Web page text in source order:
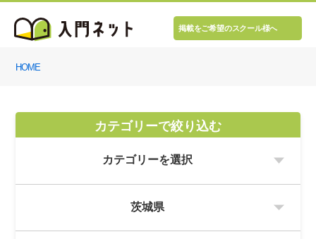
掲載をご希望のスクール様へ
HOME
カテゴリーで絞り込む